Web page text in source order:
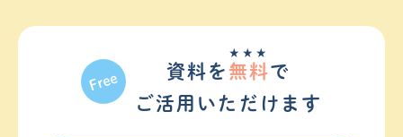
資料を 無料
★★★
で
ご活⽤いただけます